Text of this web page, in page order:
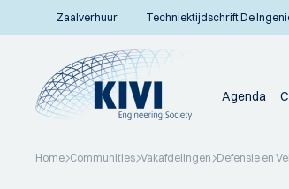
Zaalverhuur Techniektijdschrift De
Agenda
Home Communities Vakafdelingen Defensie en